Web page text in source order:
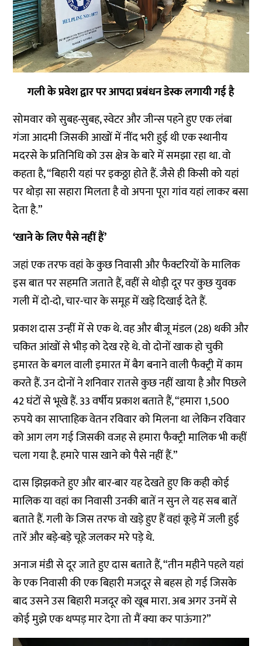
गली के प्रवेश द्वार पर आपदा प्रबंधन डेस्क लगायी गई है
सोमवार को सुबह-सुबह, स्वेटर और जीन्स पहने हुए एक लंबा
गंजा आदमी जिसकी आखों में नींद भरी हुई थी एक स्थानीय
मदरसे के प्रतिनिधि को उस क्षेत्र के बारे में समझा रहा था. वो
कहता है, “बिहारी यहां पर इकठ्ठा होते हैं. जैसे ही किसी को यहां
पर थोड़ा सा सहारा मिलता है वो अपना पूरा गांव यहां लाकर बसा
देता है.”
‘खाने के लिए पैसे नहीं हैं’
जहां एक तरफ वहां के कुछ निवासी और फैक्टरियों के मालिक
इस बात पर सहमति जताते हैं, वहीं से थोड़ी दूर पर कुछ युवक
गली में दो-दो, चार-चार के समूह में खड़े दिखाई देते हैं.
प्रकाश दास उन्हीं में से एक थे. वह और बीजू मंडल (28) थकी और
चकित आंखों से भीड़ को देख रहे थे. वो दोनों खाक हो चुकी
इमारत के बगल वाली इमारत में बैग बनाने वाली फैक्ट्री में काम
करते हैं. उन दोनों ने शनिवार रातसे कुछ नहीं खाया है और पिछले
42 घंटों से भूखे हैं. 33 वर्षीय प्रकाश बताते हैं, “हमारा 1,500
रुपये का साप्ताहिक वेतन रविवार को मिलना था लेकिन रविवार
को आग लग गई जिसकी वजह से हमारा फैक्ट्री मालिक भी कहीं
चला गया है. हमारे पास खाने को पैसे नहीं हैं.”
दास झिझकते हुए और बार-बार यह देखते हुए कि कही कोई
मालिक या वहां का निवासी उनकी बातें न सुन ले यह सब बातें
बताते हैं. गली के जिस तरफ वो खड़े हुए हैं वहां कूड़े में जली हुई
तारें और बड़े-बड़े चूहे जलकर मरे पड़े थे.
अनाज मंडी से दूर जाते हुए दास बताते हैं, “तीन महीने पहले यहां
के एक निवासी की एक बिहारी मजदूर से बहस हो गई जिसके
बाद उसने उस बिहारी मजदूर को खूब मारा. अब अगर उनमें से
कोई मुझे एक थप्पड़ मार देगा तो मैं क्या कर पाऊंगा?”